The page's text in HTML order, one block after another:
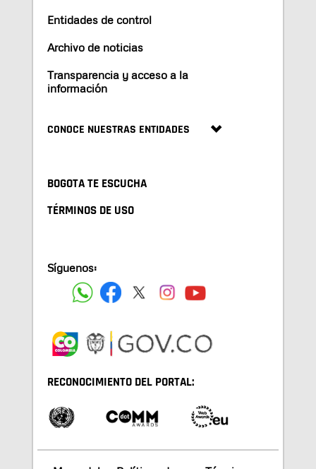
Entidades de control
Archivo de noticias
Transparencia y acceso a la
información
CONOCE NUESTRAS ENTIDADES
BOGOTA TE ESCUCHA
TÉRMINOS DE USO
Síguenos:
RECONOCIMIENTO DEL PORTAL: